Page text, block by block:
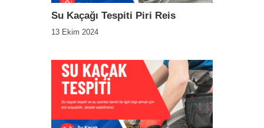
Su Kaçağı Tespiti Piri Reis
13 Ekim 2024